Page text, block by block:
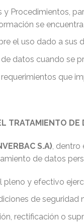
Procedimientos,
se
el uso dado a sus
datos cuando se
que
TRATAMIENTO DE
S.A), dentro
de datos
pleno y efectivo
de
rectificación o